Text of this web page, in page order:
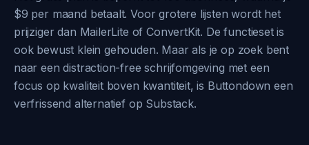
$9 per maand betaalt. Voor grotere lijsten wordt het
prijziger dan MailerLite of ConvertKit. De functieset is
ook bewust klein gehouden. Maar als je op zoek bent
naar een distraction-free schrijfomgeving met een
focus op kwaliteit boven kwantiteit, is Buttondown een
verfrissend alternatief op Substack.